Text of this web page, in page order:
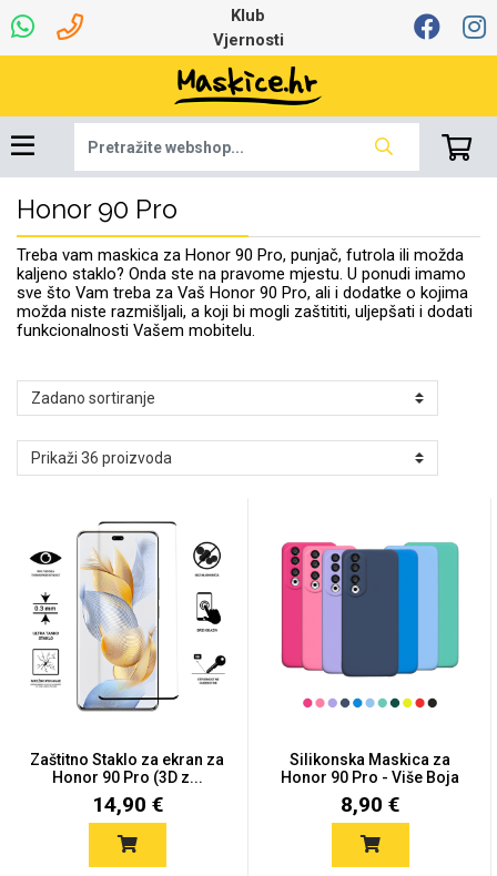
Klub
Vjernosti
Honor 90 Pro
Treba vam maskica za Honor 90 Pro, punjač, futrola ili možda
kaljeno staklo? Onda ste na pravome mjestu. U ponudi imamo
sve što Vam treba za Vaš Honor 90 Pro, ali i dodatke o kojima
možda niste razmišljali, a koji bi mogli zaštititi, uljepšati i dodati
funkcionalnosti Vašem mobitelu.
Zaštitno Staklo za ekran za
Honor 90 Pro (3D z...
14,90 €
Silikonska Maskica za
Honor 90 Pro - Više Boja
8,90 €
Dinamo maskice za
mobitel
Robotski usisavači
Ventilatori
Najprodavanije -
TOP 100
Ljetna kolekcija
Winter Line Art
Babe Šaljivi motivi
TOP 100
Apple
Huawei Samsung
Univerzalna oprema
za tablet
7.0 - 8.0 inča
9.0 - 10.0 inča 10.0 - 12.0 inča
Apple
Huawei Sony
LCD Tablet
Igračke i ostalo
Selfie Stick
Držači za stol Držači za bicikl
Držači za romobil Držači za ruku
Punjači
Autopunjači Power bank
USB kablovi HDMI kabel
Mikrofoni
Žičane slušalice Bluetooth Zvučnici
FM Transmitteri HI-FI linije
Pametni Satovi
memorijske kartice
Oprema za Smart
Auto Kamere
Podloga za miš
Web kamere i
mikrofoni
Punjači za laptope
Ruksaci i torbice